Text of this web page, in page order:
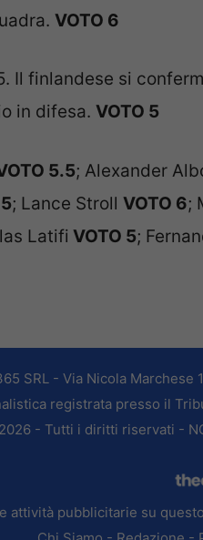
VOTO 6
Il finlandese si
in difesa. VOTO 5
5.5; Alexander
; Lance Stroll VOTO 6;
Latifi VOTO 5;
SRL - Via Nicola Marchese
registrata presso il
- Tutti i diritti riservati -
attività pubblicitarie su